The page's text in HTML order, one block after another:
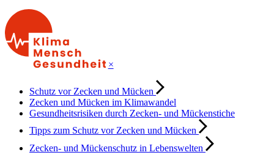
×
Schutz vor Zecken und Mücken
Zecken und Mücken im Klimawandel
Gesundheitsrisiken durch Zecken- und Mückenstiche
Tipps zum Schutz vor Zecken und Mücken
Zecken- und Mückenschutz in Lebenswelten